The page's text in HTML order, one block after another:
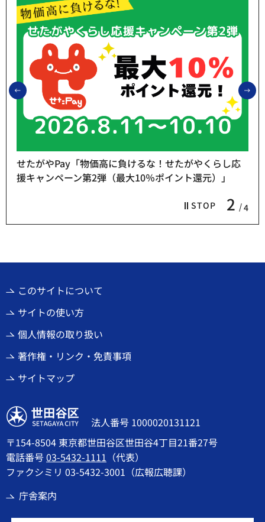
前のスライドを表示
STOP 2 4
せたがやPay「物価高に負けるな！せたがやくらし応
援キャンペーン第2弾（最大10％ポイント還元）」
このサイトについて
サイトの使い方
個人情報の取り扱い
著作権・リンク・免責事項
サイトマップ
世田谷区
法人番号 1000020131121
〒154-8504 東京都世田谷区世田谷4丁目21番27号
電話番号03-5432-1111 （代表）
ファクシミリ 03-5432-3001（広報広聴課）
庁舎案内